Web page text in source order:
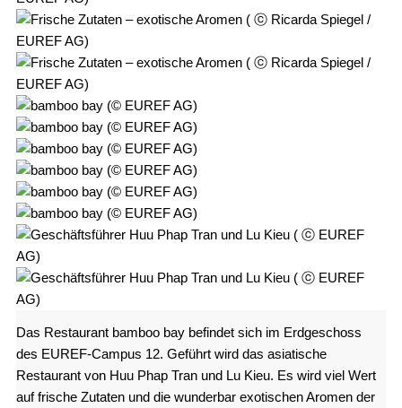
Das Restaurant bamboo bay befindet sich im Erdgeschoss
des EUREF-Campus 12. Geführt wird das asiatische
Restaurant von Huu Phap Tran und Lu Kieu. Es wird viel Wert
auf frische Zutaten und die wunderbar exotischen Aromen der